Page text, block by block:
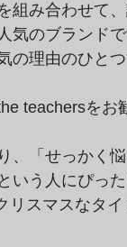
組み合わせて
気のブランド
の理由のひとつ
teachersをお
、「せっかく
いう人にぴっ
リスマスなタ